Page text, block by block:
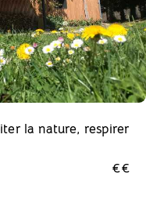
la nature, respirer
€€